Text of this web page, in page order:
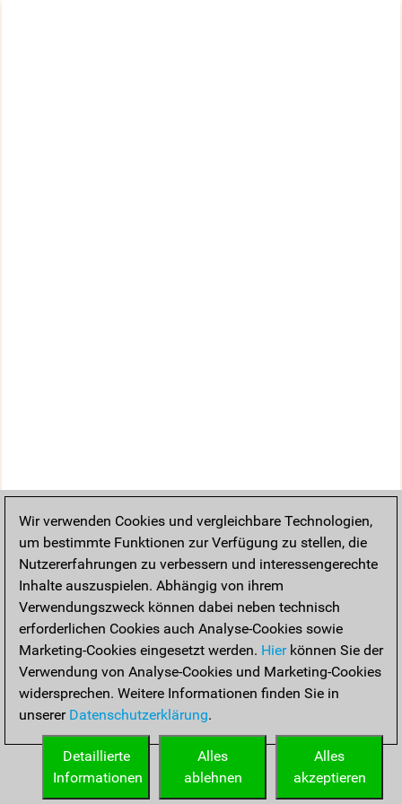
Wir verwenden Cookies und vergleichbare Technologien,
um bestimmte Funktionen zur Verfügung zu stellen, die
Nutzererfahrungen zu verbessern und interessengerechte
Inhalte auszuspielen. Abhängig von ihrem
Verwendungszweck können dabei neben technisch
erforderlichen Cookies auch Analyse-Cookies sowie
Marketing-Cookies eingesetzt werden. Hierkönnen Sie der
Verwendung von Analyse-Cookies und Marketing-Cookies
widersprechen. Weitere Informationen finden Sie in
unserer Datenschutzerklärung.
Alles
akzeptieren
Alles
ablehnen
Detaillierte
Informationen